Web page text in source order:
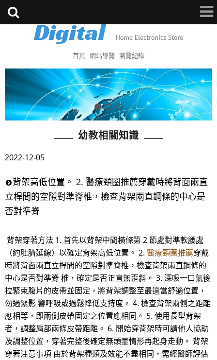
首頁 網站導覽 瀏覽紀錄
幼教相關知識
2022-12-05
背架高低位置。 2. 醫療頸圈推薦穿戴時將背面兩直
立桿間的空隙對準脊椎，檢查背架兩直鋼條的中心是
否對準脊
背架穿著方法 1. 首先以背架中間橫條第 2 節處對準軟腰處
（約肚臍延線）以確定背架高低位置。 2. 醫療頸圈推薦穿戴
時將背面兩直立桿間的空隙對準脊椎，檢查背架兩直鋼條的
中心是否對準脊 椎，確定是否正直無歪斜。 3. 深吸一口氣後
拉緊束腹片的皮帶並固定，將背架調整至最適當舒適位置，
勿過緊影 響呼吸或過鬆降低支持度。 4. 檢查背架兩側之距離
應相等，即兩側皮帶固定之位置應相同。 5. 使用長型背架
者，調整肩部兩條皮帶距離。 6. 開始穿背架時可請他人協助
及調整位置，穿著完整後確定無頭暈情形再起身走動。 背架
穿著注意事項 由於背架種類及效能不盡相同，需經醫師評估